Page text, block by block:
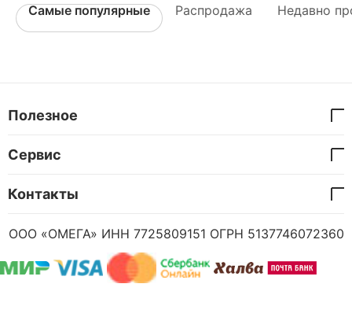
Самые популярные Распродажа Недавно
Полезное
Сервис
Контакты
ООО «ОМЕГА» ИНН 7725809151 ОГРН 5137746072360